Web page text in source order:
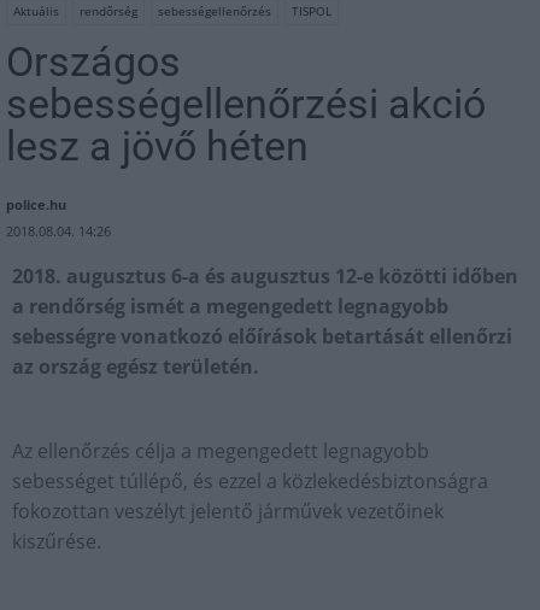
Aktuális rendőrség sebességellenőrzés TISPOL
Országos
sebességellenőrzési akció
lesz a jövő héten
police.hu
2018.08.04. 14:26
2018. augusztus 6-a és augusztus 12-e közötti időben
a rendőrség ismét a megengedett legnagyobb
sebességre vonatkozó előírások betartását ellenőrzi
az ország egész területén.
Az ellenőrzés célja a megengedett legnagyobb
sebességet túllépő, és ezzel a közlekedésbiztonságra
fokozottan veszélyt jelentő járművek vezetőinek
kiszűrése.